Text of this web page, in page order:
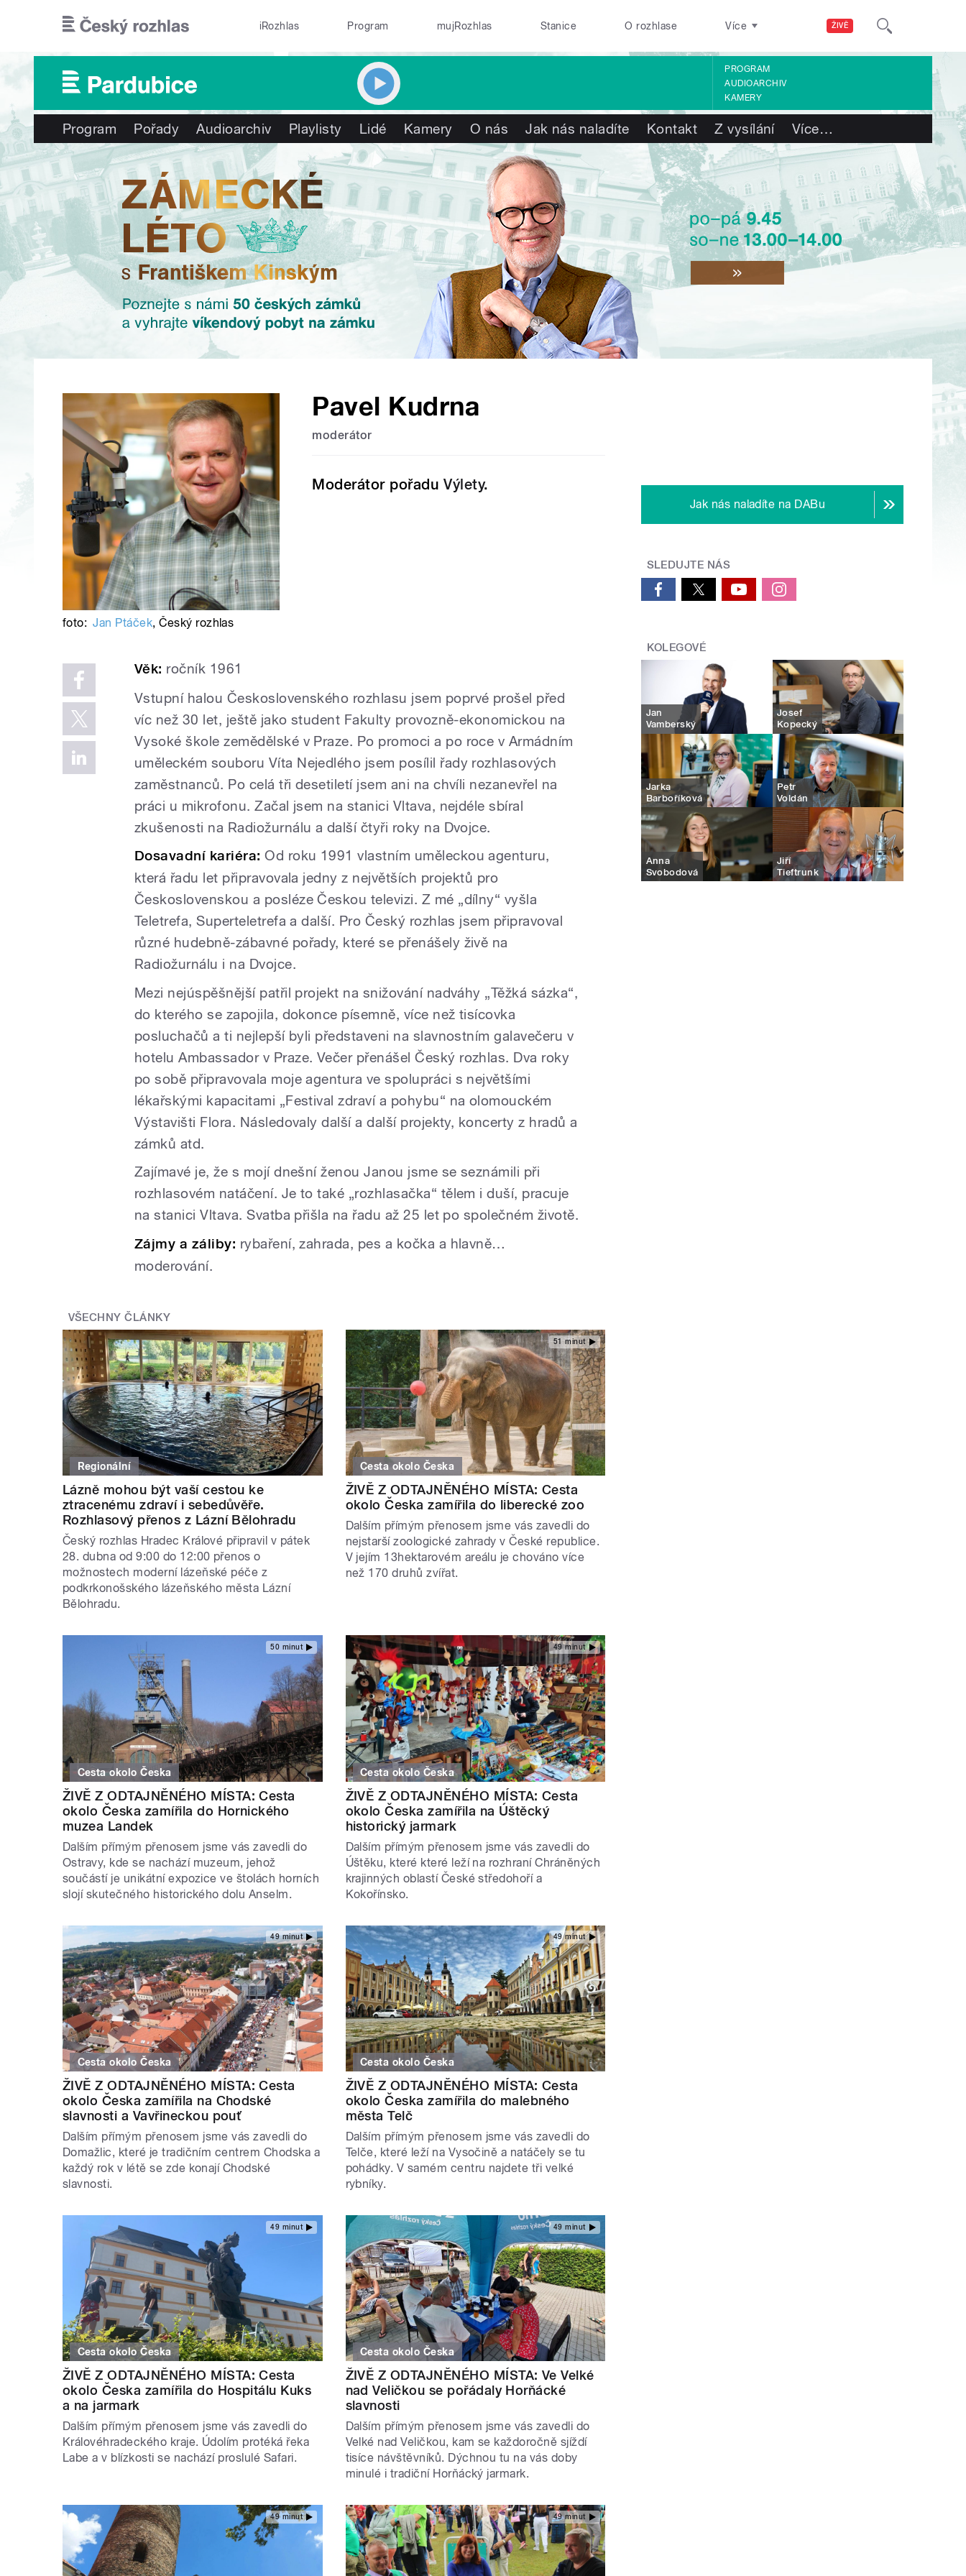
ŽIVĚ
iRozhlas Program mujRozhlas Stanice O rozhlase Více
PROGRAM
AUDIOARCHIV
KAMERY
Program Pořady Audioarchiv Playlisty Lidé Kamery O nás Jak nás naladíte Kontakt Z vysílání Více…
Pavel Kudrna
moderátor
Moderátor pořaduVýlety.
foto: Jan Ptáček,Český rozhlas
Věk: ročník 1961
Vstupní halou Československého rozhlasu jsem poprvé prošel před
víc než 30 let, ještě jako student Fakulty provozně-ekonomickou na
Vysoké škole zemědělské v Praze. Po promoci a po roce v Armádním
uměleckém souboru Víta Nejedlého jsem posílil řady rozhlasových
zaměstnanců. Po celá tři desetiletí jsem ani na chvíli nezanevřel na
práci u mikrofonu. Začal jsem na stanici Vltava, nejdéle sbíral
zkušenosti na Radiožurnálu a další čtyři roky na Dvojce.
Dosavadní kariéra: Od roku 1991 vlastním uměleckou agenturu,
která řadu let připravovala jedny z největších projektů pro
Československou a posléze Českou televizi. Z mé „dílny“ vyšla
Teletrefa, Superteletrefa a další. Pro Český rozhlas jsem připravoval
různé hudebně-zábavné pořady, které se přenášely živě na
Radiožurnálu i na Dvojce.
Mezi nejúspěšnější patřil projekt na snižování nadváhy „Těžká sázka“,
do kterého se zapojila, dokonce písemně, více než tisícovka
posluchačů a ti nejlepší byli představeni na slavnostním galavečeru v
hotelu Ambassador v Praze. Večer přenášel Český rozhlas. Dva roky
po sobě připravovala moje agentura ve spolupráci s největšími
lékařskými kapacitami „Festival zdraví a pohybu“ na olomouckém
Výstavišti Flora. Následovaly další a další projekty, koncerty z hradů a
zámků atd.
Zajímavé je, že s mojí dnešní ženou Janou jsme se seznámili při
rozhlasovém natáčení. Je to také „rozhlasačka“ tělem i duší, pracuje
na stanici Vltava. Svatba přišla na řadu až 25 let po společném životě.
Zájmy a záliby: rybaření, zahrada, pes a kočka a hlavně…
moderování.
VŠECHNY ČLÁNKY
Regionální
Lázně mohou být vaší cestou ke
ztracenému zdraví i sebedůvěře.
Rozhlasový přenos z Lázní Bělohradu
Český rozhlas Hradec Králové připravil v pátek
28. dubna od 9:00 do 12:00 přenos o
možnostech moderní lázeňské péče z
podkrkonošského lázeňského města Lázní
Bělohradu.
51 minut
Cesta okolo Česka
ŽIVĚ Z ODTAJNĚNÉHO MÍSTA: Cesta
okolo Česka zamířila do liberecké zoo
Dalším přímým přenosem jsme vás zavedli do
nejstarší zoologické zahrady v České republice.
V jejím 13hektarovém areálu je chováno více
než 170 druhů zvířat.
50 minut
Cesta okolo Česka
ŽIVĚ Z ODTAJNĚNÉHO MÍSTA: Cesta
okolo Česka zamířila do Hornického
muzea Landek
Dalším přímým přenosem jsme vás zavedli do
Ostravy, kde se nachází muzeum, jehož
součástí je unikátní expozice ve štolách horních
slojí skutečného historického dolu Anselm.
49 minut
Cesta okolo Česka
ŽIVĚ Z ODTAJNĚNÉHO MÍSTA: Cesta
okolo Česka zamířila na Úštěcký
historický jarmark
Dalším přímým přenosem jsme vás zavedli do
Úštěku, které které leží na rozhraní Chráněných
krajinných oblastí České středohoří a
Kokořínsko.
49 minut
Cesta okolo Česka
ŽIVĚ Z ODTAJNĚNÉHO MÍSTA: Cesta
okolo Česka zamířila na Chodské
slavnosti a Vavřineckou pouť
Dalším přímým přenosem jsme vás zavedli do
Domažlic, které je tradičním centrem Chodska a
každý rok v létě se zde konají Chodské
slavnosti.
49 minut
Cesta okolo Česka
ŽIVĚ Z ODTAJNĚNÉHO MÍSTA: Cesta
okolo Česka zamířila do malebného
města Telč
Dalším přímým přenosem jsme vás zavedli do
Telče, které leží na Vysočině a natáčely se tu
pohádky. V samém centru najdete tři velké
rybníky.
49 minut
Cesta okolo Česka
ŽIVĚ Z ODTAJNĚNÉHO MÍSTA: Cesta
okolo Česka zamířila do Hospitálu Kuks
a na jarmark
Dalším přímým přenosem jsme vás zavedli do
Královéhradeckého kraje. Údolím protéká řeka
Labe a v blízkosti se nachází proslulé Safari.
49 minut
Cesta okolo Česka
ŽIVĚ Z ODTAJNĚNÉHO MÍSTA: Ve Velké
nad Veličkou se pořádaly Horňácké
slavnosti
Dalším přímým přenosem jsme vás zavedli do
Velké nad Veličkou, kam se každoročně sjíždí
tisíce návštěvníků. Dýchnou tu na vás doby
minulé i tradiční Horňácký jarmark.
49 minut 49 minut
Jak nás naladíte na DABu
SLEDUJTE NÁS
KOLEGOVÉ
Jan
Vamberský
Josef
Kopecký
Jarka
Barboříková
Petr
Voldán
Anna
Svobodová
Jiří
Tieftrunk